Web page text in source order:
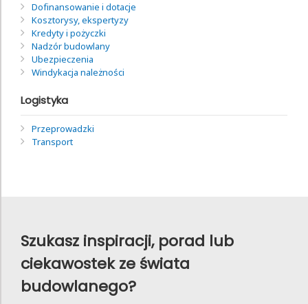
Dofinansowanie i dotacje
Kosztorysy, ekspertyzy
Kredyty i pożyczki
Nadzór budowlany
Ubezpieczenia
Windykacja należności
Logistyka
Przeprowadzki
Transport
Szukasz inspiracji, porad lub
ciekawostek ze świata
budowlanego?